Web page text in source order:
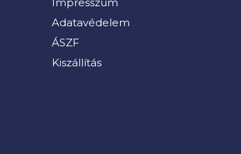
Impresszum
Adatavédelem
ÁSZF
Kiszállítás